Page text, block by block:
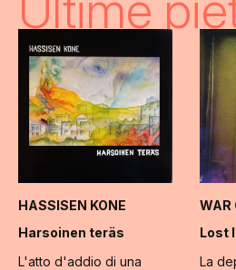
HASSISEN KONE
Harsoinen teräs
L'atto d'addio di una
WAR
Lost
La